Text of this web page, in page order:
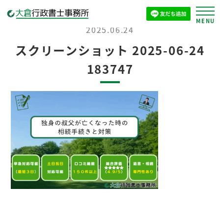
2025.06.24
スクリーンショット 2025-06-24
183747